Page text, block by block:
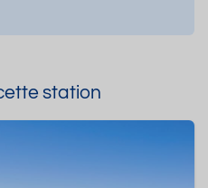
station